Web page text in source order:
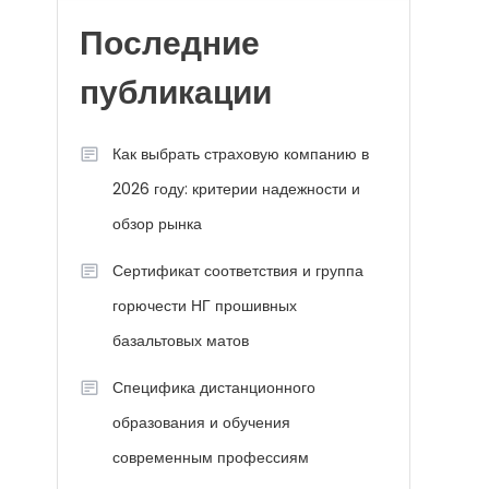
Последние
публикации
Как выбрать страховую компанию в
2026 году: критерии надежности и
обзор рынка
Сертификат соответствия и группа
горючести НГ прошивных
базальтовых матов
Специфика дистанционного
образования и обучения
современным профессиям